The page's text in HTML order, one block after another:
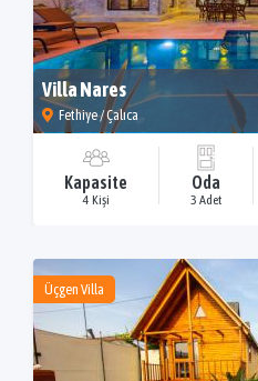
Villa Nares
Fethiye / Çalıca
Kapasite
4 Kişi
Oda
3 Adet
Üçgen Villa